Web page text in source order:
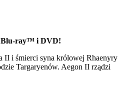
Blu-ray™ i DVD!
II i śmierci syna królowej Rhaenyry
Targaryenów. Aegon II rządzi